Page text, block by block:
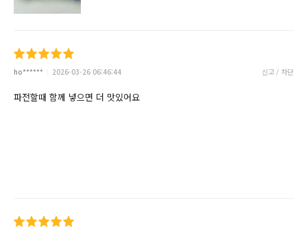
ho****** 2026-03-26 06:46:44 신고 / 차단
파전할때 함께 넣으면 더 맛있어요